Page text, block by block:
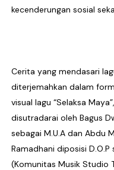
kecenderungan sosial
Cerita yang mendasari
diterjemahkan dalam
visual lagu “Selaksa
disutradarai oleh Bagus
sebagai M.U.A dan Abdu
Ramadhani diposisi
(Komunitas Musik Studio